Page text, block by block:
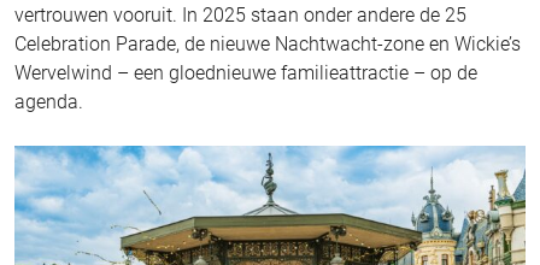
vertrouwen vooruit. In 2025 staan onder andere de 25
Celebration Parade, de nieuwe Nachtwacht-zone en Wickie’s
Wervelwind – een gloednieuwe familieattractie – op de
agenda.